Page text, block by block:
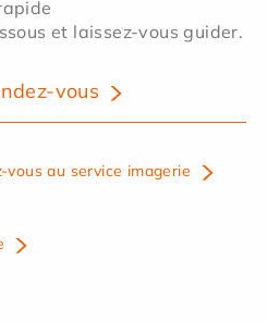
et laissez-vous guider.
vous
vous au service imagerie